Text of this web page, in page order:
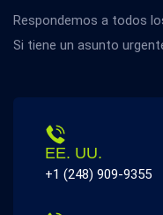
Respondemos a todos
Si tiene un asunto
EE. UU.
+1 (248) 909-9355